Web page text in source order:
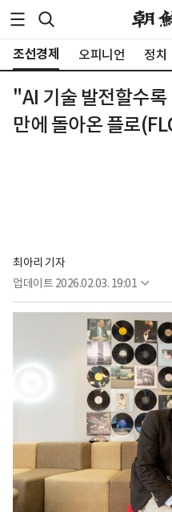
조선경제 오피니언 정치
"AI 기술 발전할수
만에 돌아온 플로
최아리 기자
업데이트 2026.02.03. 19:01